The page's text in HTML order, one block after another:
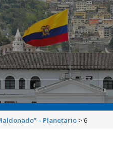
– Planetario > 6